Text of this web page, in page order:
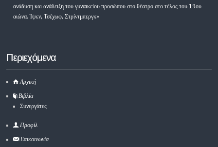
ανάδυση και ανάδειξη του γυναικείου προσώπου στο θέατρο στο τέλος του 19ου
αιώνα. Ίψεν, Τσέχωφ, Στρίντμπεργκ»
Περιεχόμενα
Αρχική
Βιβλία
Συνεργάτες
Προφίλ
Επικοινωνία